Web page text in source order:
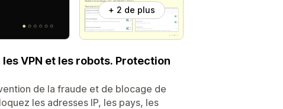
+ 2 de plus
VPN et les robots. Protection
de la fraude et de blocage de
les adresses IP, les pays, les